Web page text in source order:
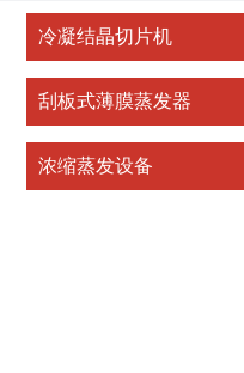
冷凝结晶切片机
刮板式薄膜蒸发器
浓缩蒸发设备